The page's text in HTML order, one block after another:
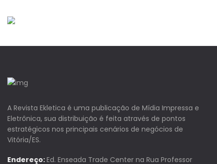
A Revista Ekletica é uma publicação de Mídia Impressa e
Eletrônica, sua distribuição é feita através de pontos
estratégicos nos principais cenários de negócios de
Vitória/ES.
Endereço:Ed. Enseada Trade Center na Rua Professor